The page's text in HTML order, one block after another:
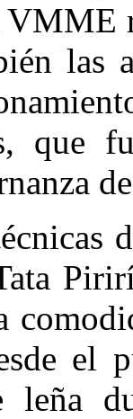
VMME
las
que
el
leña